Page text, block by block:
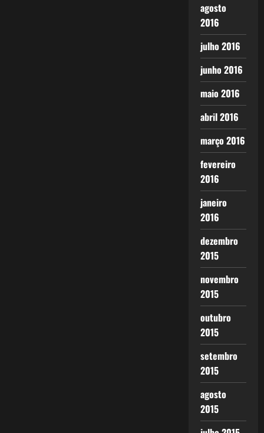
agosto
2016
julho 2016
junho 2016
maio 2016
abril 2016
março 2016
fevereiro
2016
janeiro
2016
dezembro
2015
novembro
2015
outubro
2015
setembro
2015
agosto
2015